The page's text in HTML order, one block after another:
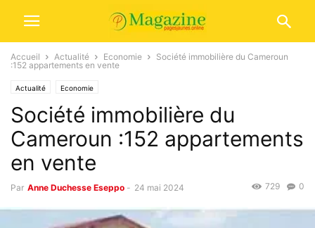
Accueil Actualité Economie
Société immobilière du Cameroun
:152 appartements en vente
Actualité Economie
Société immobilière du
Cameroun :152 appartements
en vente
Par Anne Duchesse Eseppo - 24 mai 2024 0
729